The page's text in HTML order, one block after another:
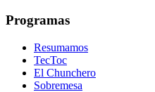
Programas
Resumamos
TecToc
El Chunchero
Sobremesa